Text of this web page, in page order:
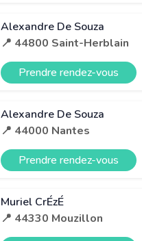
Alexandre De Souza
📍 44800 Saint-Herblain
Prendre rendez-vous
Alexandre De Souza
📍 44000 Nantes
Prendre rendez-vous
Muriel CrÉzÉ
📍 44330 Mouzillon